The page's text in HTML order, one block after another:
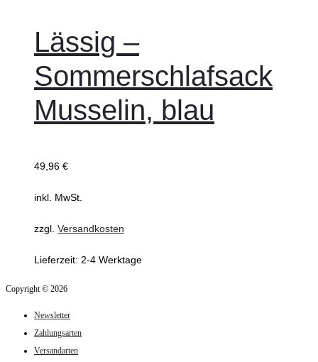
Lässig –
Sommerschlafsack
Musselin, blau
49,96 €
inkl. MwSt.
zzgl. Versandkosten
Lieferzeit: 2-4 Werktage
Copyright © 2026
Newsletter
Zahlungsarten
Versandarten